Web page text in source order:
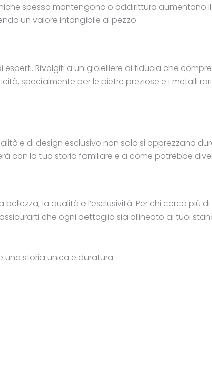
spesso mantengono o addirittura aumentano
un valore intangibile al pezzo.
Rivolgiti a un gioielliere di fiducia che
specialmente per le pietre preziose e i metalli
e di design esclusivo non solo si apprezzano
con la tua storia familiare e a come potrebbe
la qualità e l’esclusività. Per chi cerca più
che ogni dettaglio sia allineato ai tuoi
una storia unica e duratura.